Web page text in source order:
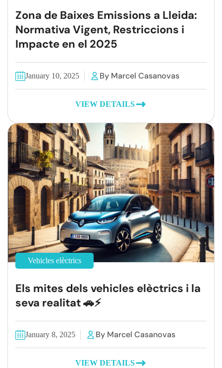
Zona de Baixes Emissions a Lleida:
Normativa Vigent, Restriccions i
Impacte en el 2025
January 10, 2025 By Marcel Casanovas
VIEW DETAILS
Vehicles elèctrics
Els mites dels vehicles elèctrics i la
seva realitat 🚗⚡
January 8, 2025 By Marcel Casanovas
VIEW DETAILS